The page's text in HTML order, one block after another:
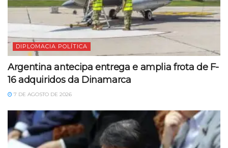
DIPLOMACIA POLÍTICA
Argentina antecipa entrega e amplia frota de F-
16 adquiridos da Dinamarca
7 DE AGOSTO DE 2026